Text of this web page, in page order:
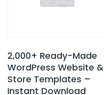
2,000+ Ready-Made
WordPress Website &
Store Templates –
Instant Download